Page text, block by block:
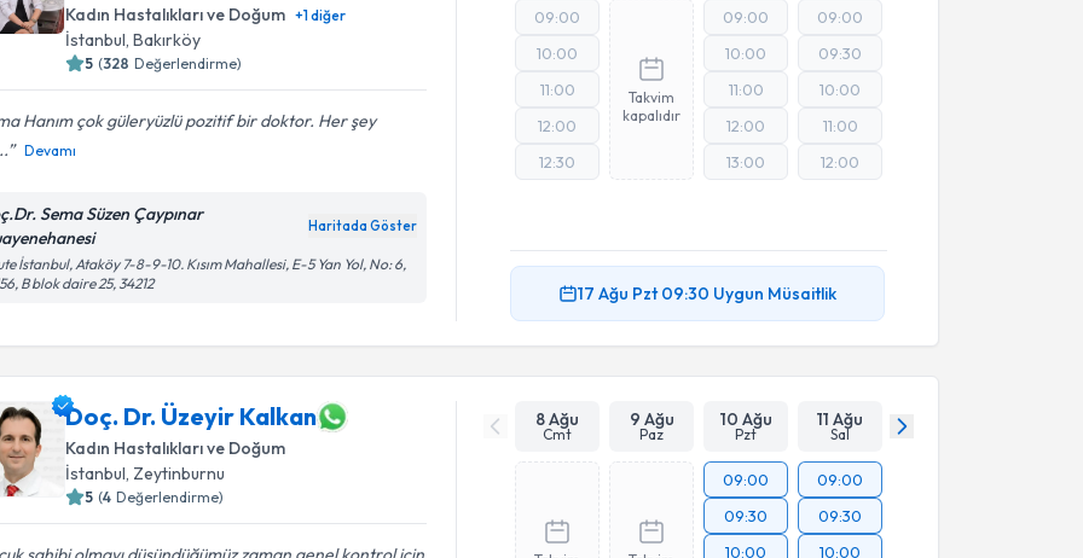
Kadın Hastalıkları ve Doğum +1diğer
İstanbul , Bakırköy
5 (328 Değerlendirme)
Hanım çok güleryüzlü pozitif bir doktor. Her şey
Devamı
Sema Süzen Çaypınar
Haritada Göster
İstanbul, Ataköy 7-8-9-10. Kısım Mahallesi, E-5 Yan Yol, No: 6,
B blok daire 25, 34212
09:00
10:00
11:00
12:00
12:30
Takvim
kapalıdır
09:00
10:00
11:00
12:00
13:00
09:00
09:30
10:00
11:00
12:00
17 Ağu Pzt 09:30 Uygun Müsaitlik
Doç. Dr. Üzeyir Kalkan
Kadın Hastalıkları ve Doğum
İstanbul , Zeytinburnu
5 (4 Değerlendirme)
8 Ağu
Cmt
9 Ağu
Paz
10 Ağu
Pzt
11 Ağu
Sal
09:00
09:30
10:00
09:00
09:30
10:00